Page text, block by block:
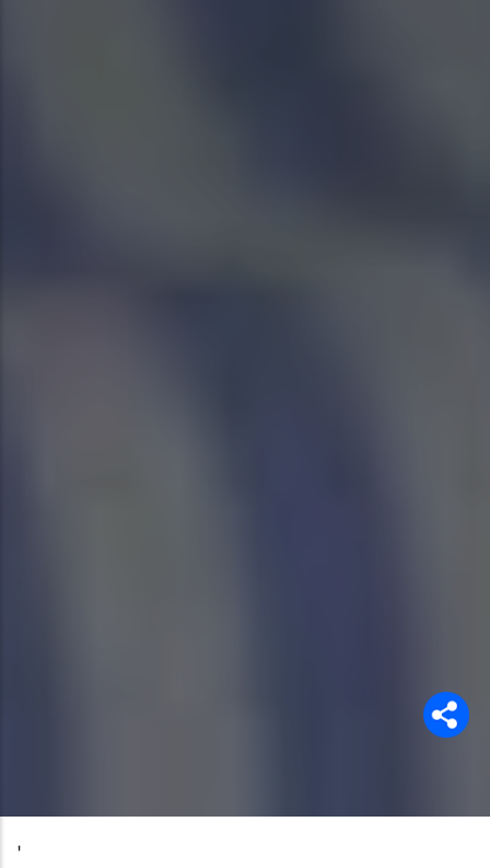
'